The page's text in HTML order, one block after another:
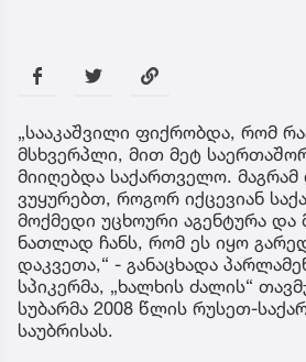
„სააკაშვილი ფიქრობდა, რომ
მსხვერპლი, მით მეტ
მიიღებდა საქართველო.
ვუყურებთ, როგორ იქცევიან
მოქმედი უცხოური აგენტურა და
ნათლად ჩანს, რომ ეს იყო
დაკვეთა,“ - განაცხადა
სპიკერმა, „ხალხის ძალის“
სუბარმა 2008 წლის რუსეთ-
საუბრისას.